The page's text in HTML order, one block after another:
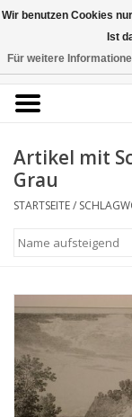
Rolf
Portal für
Druckgrafik
Zeichnungen
Artikel mit
Grau
STARTSEITE/
Wir benutzen Cookies
Ist
Für weitere